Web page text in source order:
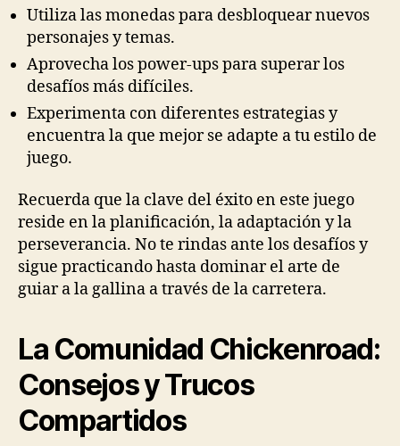
Utiliza las monedas para desbloquear nuevos
personajes y temas.
Aprovecha los power-ups para superar los
desafíos más difíciles.
Experimenta con diferentes estrategias y
encuentra la que mejor se adapte a tu estilo de
juego.
Recuerda que la clave del éxito en este juego
reside en la planificación, la adaptación y la
perseverancia. No te rindas ante los desafíos y
sigue practicando hasta dominar el arte de
guiar a la gallina a través de la carretera.
La Comunidad Chickenroad:
Consejos y Trucos
Compartidos